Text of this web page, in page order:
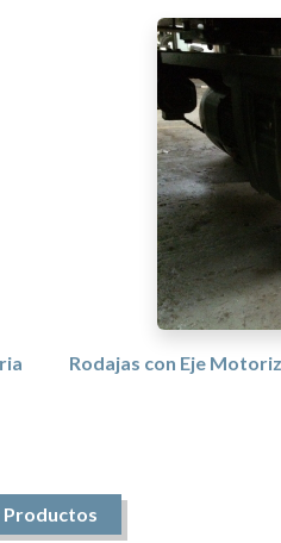
Rodajas con Eje
Productos